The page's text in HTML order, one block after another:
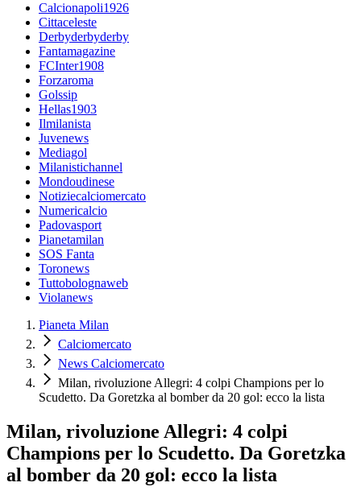
Calcionapoli1926
Cittaceleste
Derbyderbyderby
Fantamagazine
FCInter1908
Forzaroma
Golssip
Hellas1903
Ilmilanista
Juvenews
Mediagol
Milanistichannel
Mondoudinese
Notiziecalciomercato
Numericalcio
Padovasport
Pianetamilan
SOS Fanta
Toronews
Tuttobolognaweb
Violanews
Pianeta Milan
Calciomercato
News Calciomercato
Milan, rivoluzione Allegri: 4 colpi Champions per lo
Scudetto. Da Goretzka al bomber da 20 gol: ecco la lista
Milan, rivoluzione Allegri: 4 colpi
Champions per lo Scudetto. Da Goretzka
al bomber da 20 gol: ecco la lista